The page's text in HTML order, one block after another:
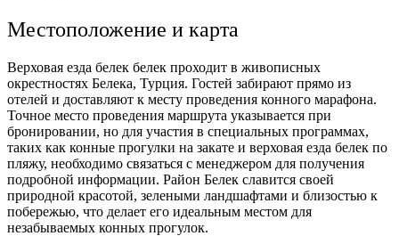
Местоположение и карта
Верховая езда белек белек проходит в живописных
окрестностях Белека, Турция. Гостей забирают прямо из
отелей и доставляют к месту проведения конного марафона.
Точное место проведения маршрута указывается при
бронировании, но для участия в специальных программах,
таких как конные прогулки на закате и верховая езда белек по
пляжу, необходимо связаться с менеджером для получения
подробной информации. Район Белек славится своей
природной красотой, зелеными ландшафтами и близостью к
побережью, что делает его идеальным местом для
незабываемых конных прогулок.